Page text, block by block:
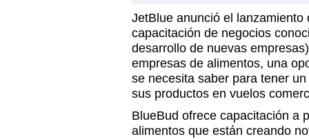
JetBlue anunció el
capacitación de negocios
desarrollo de nuevas
empresas de alimentos, una
se necesita saber para tener
sus productos en vuelos
BlueBud ofrece capacitación a
alimentos que están creando